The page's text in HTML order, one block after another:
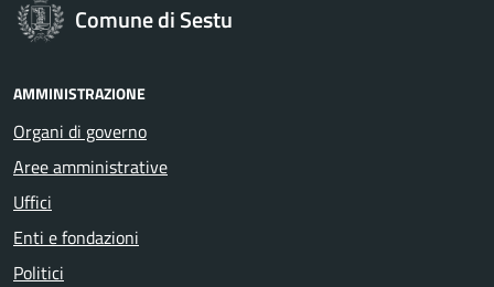
Comune di Sestu
AMMINISTRAZIONE
Organi di governo
Aree amministrative
Uffici
Enti e fondazioni
Politici